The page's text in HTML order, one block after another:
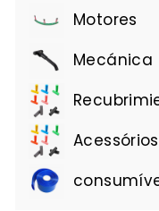
Motores
Mecánica
Acessórios